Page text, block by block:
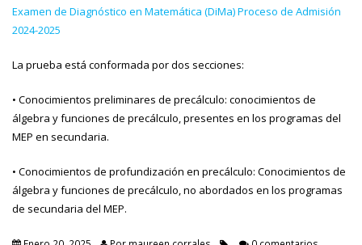
Examen de Diagnóstico en Matemática (DiMa) Proceso de Admisión
2024-2025
La prueba está conformada por dos secciones:
• Conocimientos preliminares de precálculo: conocimientos de
álgebra y funciones de precálculo, presentes en los programas del
MEP en secundaria.
• Conocimientos de profundización en precálculo: Conocimientos de
álgebra y funciones de precálculo, no abordados en los programas
de secundaria del MEP.